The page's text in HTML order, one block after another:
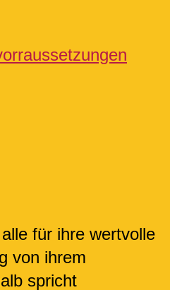
für ihre wertvolle
von ihrem
spricht